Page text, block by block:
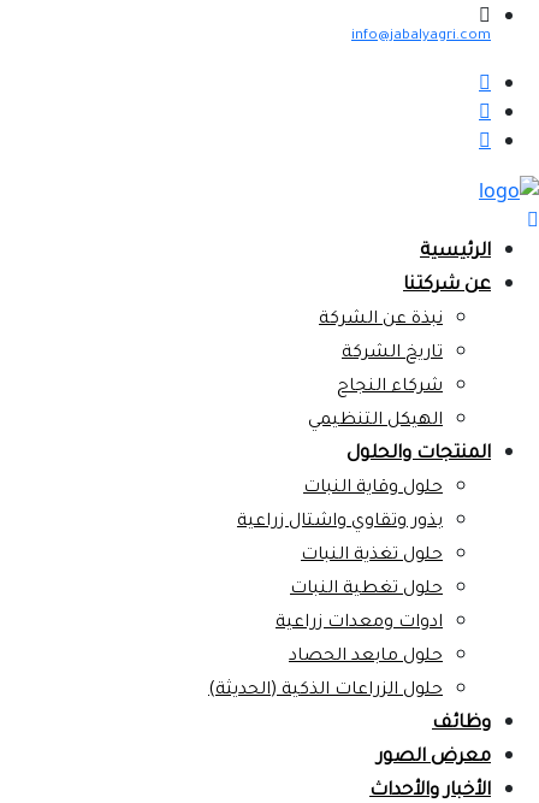
info@jabalyagri.com
الرئيسية
عن شركتنا
نبذة عن الشركة
تاريخ الشركة
شركاء النجاح
الهيكل التنظيمي
المنتجات والحلول
حلول وقاية النبات
بذور وتقاوي واشتال زراعية
حلول تغذية النبات
حلول تغطية النبات
ادوات ومعدات زراعية
حلول مابعد الحصاد
حلول الزراعات الذكية (الحديثة)
وظائف
معرض الصور
الأخبار والأحداث